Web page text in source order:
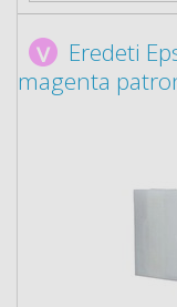
Eredeti
magenta